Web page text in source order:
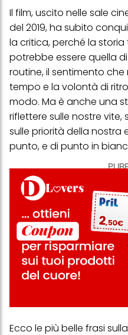
Il film, uscito nelle sale
del 2019, ha subito
la critica, perché la storia
potrebbe essere quella
routine, il sentimento
tempo e la volontà di
modo. Ma è anche una
riflettere sulle nostre
sulle priorità della nostra
punto, e di punto in
Ecco le più belle frasi